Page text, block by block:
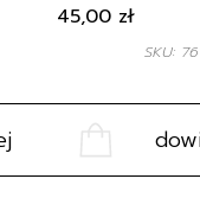
SKU:
45,00 zł